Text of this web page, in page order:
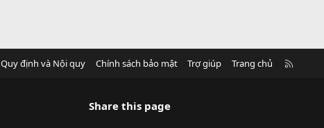
Quy định và Nội quy Chính sách bảo mật Trợ giúp Trang chủ
Share this page